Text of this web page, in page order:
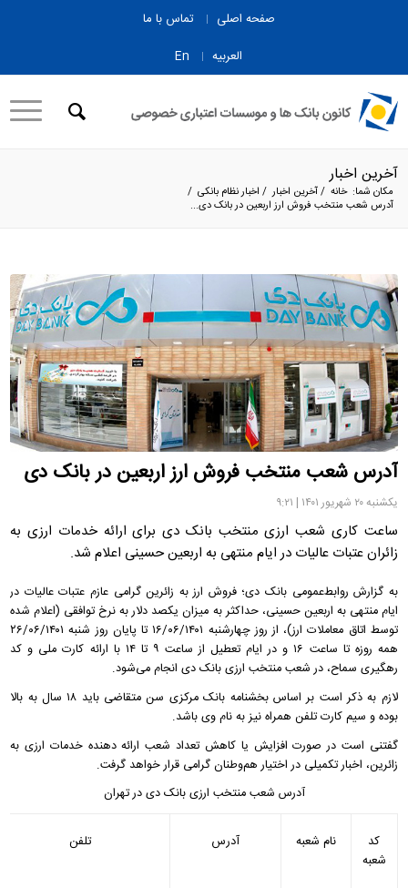
صفحه اصلی
تماس با ما
العربیه
En
آخرین اخبار
مکان شما: خانه /آخرین اخبار / اخبار نظام بانکی /
آدرس شعب منتخب فروش ارز اربعین در بانک دی...
آدرس شعب منتخب فروش ارز اربعین در بانک دی
یکشنبه ۲۰ شهریور ۱۴۰۱ | ۹:۲۱
ساعت کاری شعب ارزی منتخب بانک دی برای ارائه خدمات ارزی به
زائران عتبات عالیات در ایام منتهی به اربعین حسینی اعلام شد.
به گزارش روابط‌عمومی بانک دی؛ فروش ارز به زائرین گرامی عازم عتبات عالیات در
ایام منتهی به اربعین حسینی، حداکثر به میزان یکصد دلار به نرخ توافقی (اعلام شده
توسط اتاق معاملات ارز)، از روز چهارشنبه ۱۶/۰۶/۱۴۰۱ تا پایان روز شنبه ۲۶/۰۶/۱۴۰۱
همه روزه تا ساعت ۱۶ و در ایام تعطیل از ساعت ۹ تا ۱۴ با ارائه کارت ملی و کد
رهگیری سماح، در شعب منتخب ارزی بانک دی انجام می‌شود.
لازم به ذکر است بر اساس بخشنامه بانک مرکزی سن متقاضی باید ۱۸ سال به بالا
بوده و سیم کارت تلفن همراه نیز به نام وی باشد.
گفتنی است در صورت افزایش یا کاهش تعداد شعب ارائه دهنده خدمات ارزی به
زائرین، اخبار تکمیلی در اختیار هم‌وطنان گرامی قرار خواهد گرفت.
آدرس شعب منتخب ارزی بانک دی در تهران
کد
شعبه
نام شعبه آدرس تلفن